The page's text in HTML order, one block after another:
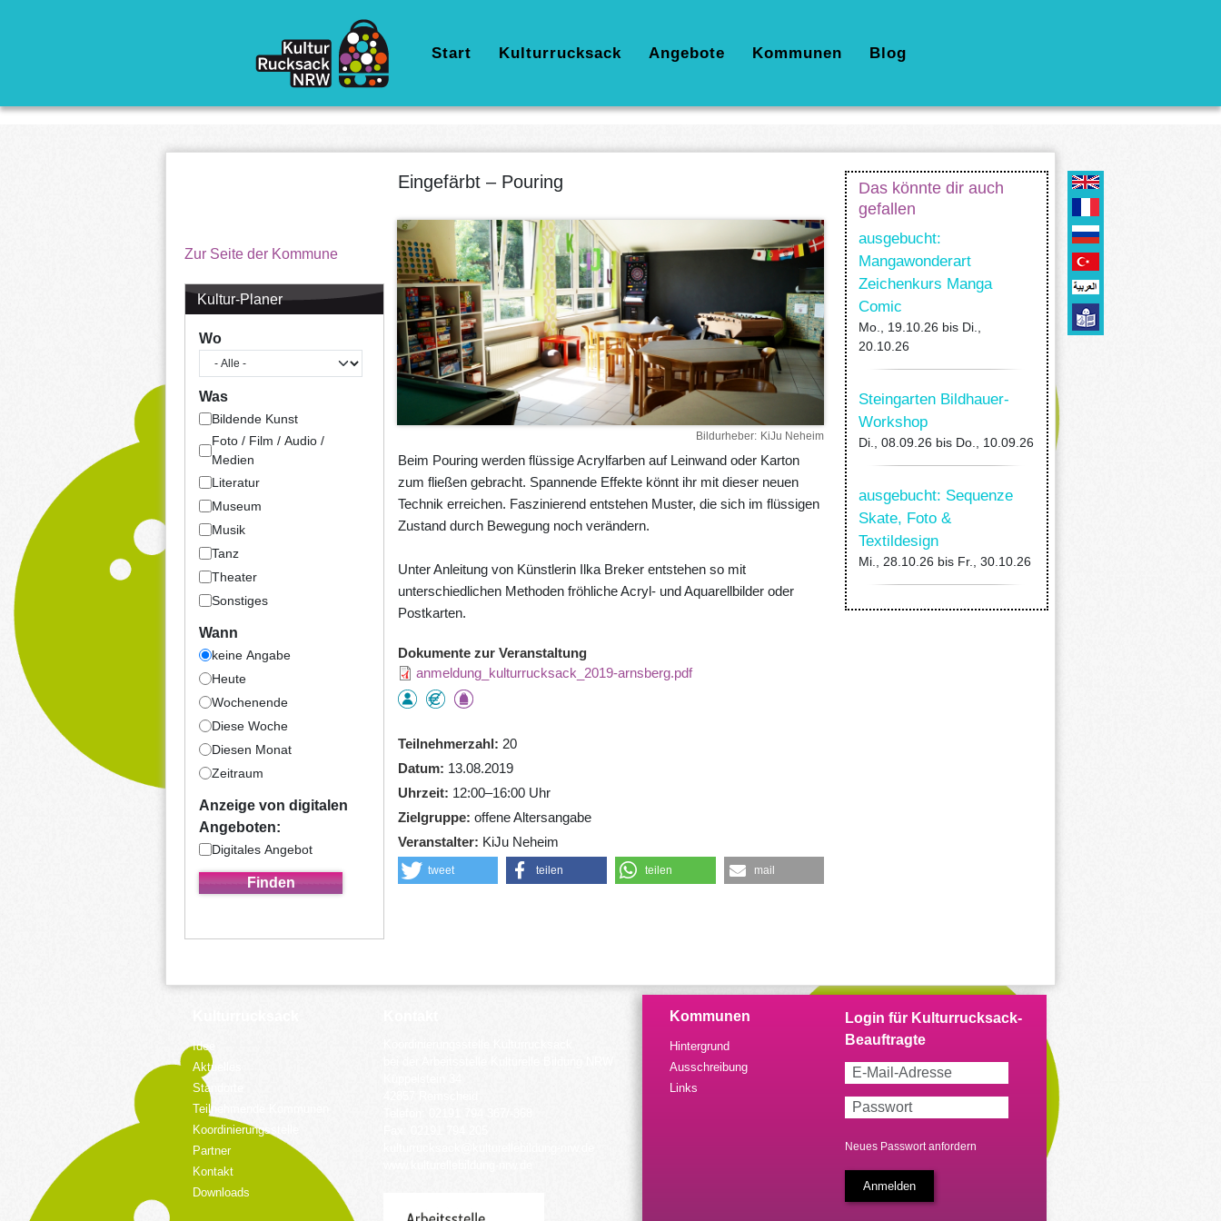
Hauptnavigation
Start Kulturrucksack Angebote Kommunen Blog
Zur Seite der Kommune
Kultur-Planer
Wo
Was
Bildende Kunst
Foto / Film / Audio /
Medien
Literatur
Museum
Musik
Tanz
Theater
Sonstiges
Wann
keine Angabe
Heute
Wochenende
Diese Woche
Diesen Monat
Zeitraum
Anzeige von digitalen
Angeboten:
Digitales Angebot
Eingefärbt – Pouring
Bildurheber KiJu Neheim
Beim Pouring werden flüssige Acrylfarben auf Leinwand oder Karton
zum fließen gebracht. Spannende Effekte könnt ihr mit dieser neuen
Technik erreichen. Faszinierend entstehen Muster, die sich im flüssigen
Zustand durch Bewegung noch verändern.
Unter Anleitung von Künstlerin Ilka Breker entstehen so mit
unterschiedlichen Methoden fröhliche Acryl- und Aquarellbilder oder
Postkarten.
Dokumente zur Veranstaltung
anmeldung_kulturrucksack_2019-arnsberg.pdf
Teilnehmerzahl
20
Datum
13.08.2019
Uhrzeit
12:00–16:00 Uhr
Zielgruppe offene Altersangabe
Veranstalter
KiJu Neheim
tweet teilen teilen mail
Das könnte dir auch
gefallen
ausgebucht:
Mangawonderart
Zeichenkurs Manga
Comic
Mo., 19.10.26 bis Di.,
20.10.26
Steingarten Bildhauer-
Workshop
Di., 08.09.26 bis Do., 10.09.26
ausgebucht: Sequenze
Skate, Foto &
Textildesign
Mi., 28.10.26 bis Fr., 30.10.26
Idee
Aktuelles
Standorte
Teilnehmende Kommunen
Koordinierungsstelle
Partner
Kontakt
Downloads
Kommunen
Hintergrund
Ausschreibung
Links
Neues Passwort anfordern